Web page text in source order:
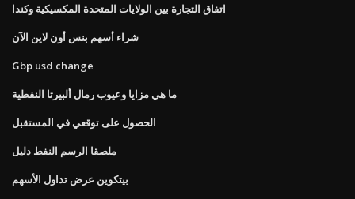
اتفاق التجارة بين الولايات المتحدة المكسيكية وكندا
شراء أسهم بنس أون لاين الآن
Gbp usd change
ما هي مزايا وعيوب رمال ألبيرتا النفطية
الحصول على توقعي في المستقبل
ملصقا الرسم النفط دليل
بيتكوين عرض تداول الأسهم